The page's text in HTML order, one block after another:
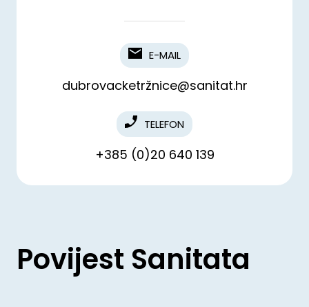
E-MAIL
dubrovacketržnice@sanitat.hr
TELEFON
+385 (0)20 640 139
Povijest Sanitata